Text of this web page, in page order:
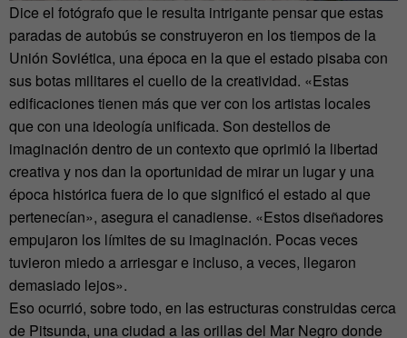
Dice el fotógrafo que le resulta intrigante pensar que estas
paradas de autobús se construyeron en los tiempos de la
Unión Soviética, una época en la que el estado pisaba con
sus botas militares el cuello de la creatividad. «Estas
edificaciones tienen más que ver con los artistas locales
que con una ideología unificada. Son destellos de
imaginación dentro de un contexto que oprimió la libertad
creativa y nos dan la oportunidad de mirar un lugar y una
época histórica fuera de lo que significó el estado al que
pertenecían», asegura el canadiense. «Estos diseñadores
empujaron los límites de su imaginación. Pocas veces
tuvieron miedo a arriesgar e incluso, a veces, llegaron
demasiado lejos».
Eso ocurrió, sobre todo, en las estructuras construidas cerca
de Pitsunda, una ciudad a las orillas del Mar Negro donde